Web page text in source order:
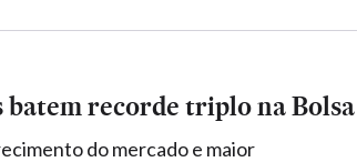
recorde triplo na Bolsa
do mercado e maior